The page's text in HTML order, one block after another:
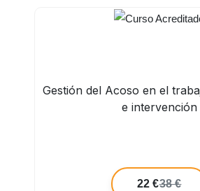
Gestión del Acoso en el
e intervención
22 €38 €